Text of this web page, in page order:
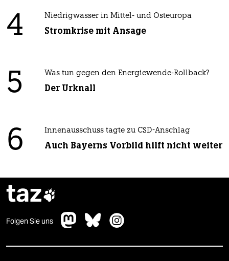
4 Niedrigwasser in Mittel- und Osteuropa
Stromkrise mit Ansage
5 Was tun gegen den Energiewende-Rollback?
Der Urknall
6 Innenausschuss tagte zu CSD-Anschlag
Auch Bayerns Vorbild hilft nicht weiter
taz
Folgen Sie uns